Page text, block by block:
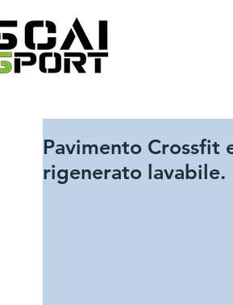
Pavimento Crossfit
rigenerato lavabile.